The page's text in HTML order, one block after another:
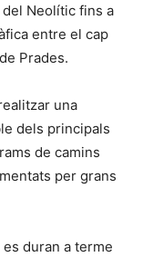
Neolític fins a
entre el cap
Prades.
una
dels principals
de camins
per grans
duran a terme